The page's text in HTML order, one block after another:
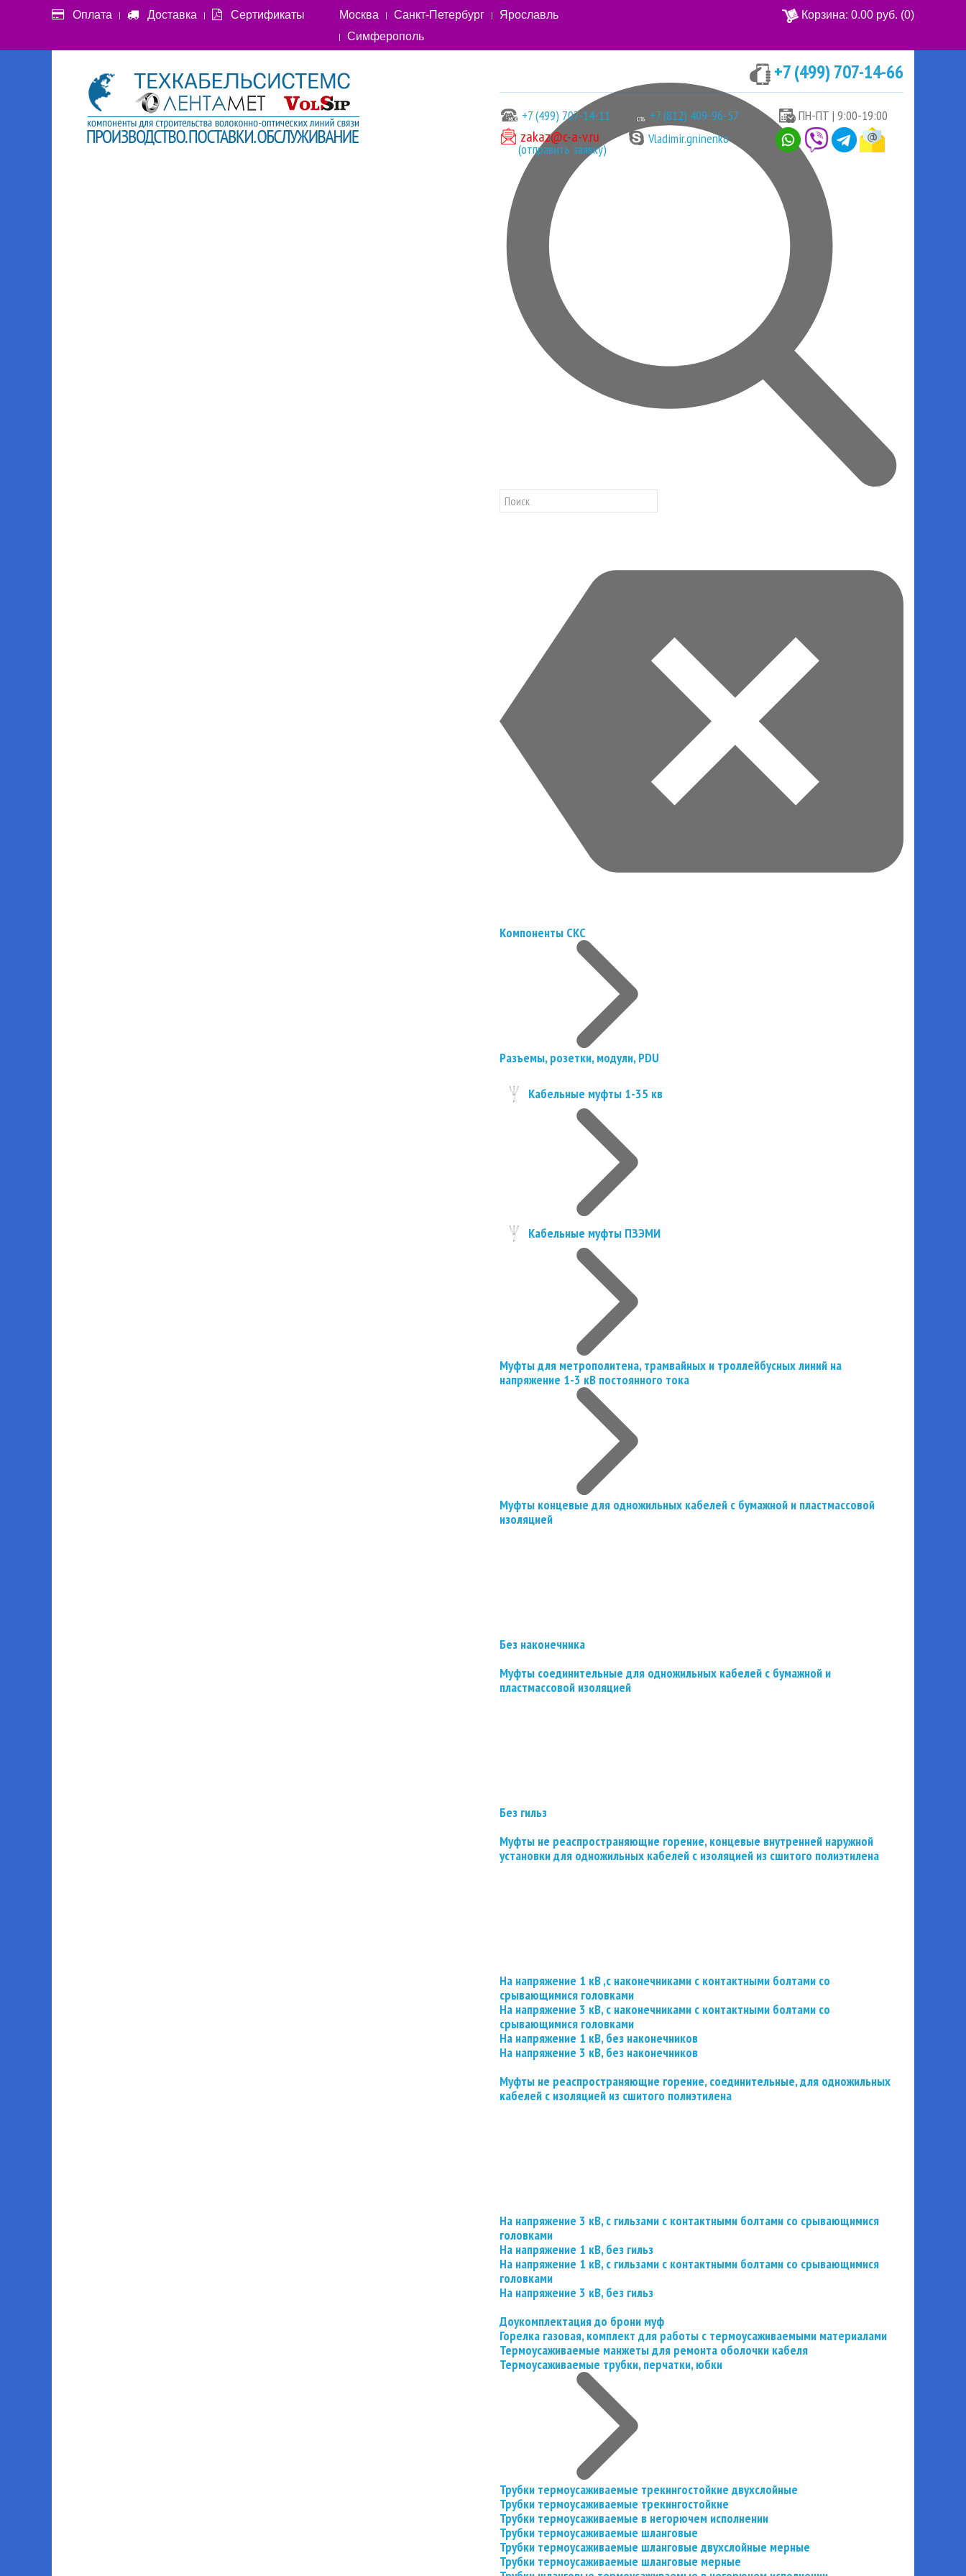
Оплата Доставка Сертификаты Москва Санкт-Петербург
Ярославль
Симферополь
Корзина: 0.00 руб. (0)
+7 (499) 707-14-66
+7 (499) 707-14-11 +7 (812) 409-96-57 ПН-ПТ | 9:00-19:00
zakaz@c-a-v.ru
(отправить заявку)
Vladimir.gninenko
Компоненты СКС
Разъемы, розетки, модули, PDU
Кабельные муфты 1-35 кв
Кабельные муфты ПЗЭМИ
Муфты для метрополитена, трамвайных и троллейбусных линий на
напряжение 1-3 кВ постоянного тока
Муфты концевые для одножильных кабелей с бумажной и пластмассовой
изоляцией
Без наконечника
Муфты соединительные для одножильных кабелей с бумажной и
пластмассовой изоляцией
Без гильз
Муфты не реаспространяющие горение, концевые внутренней наружной
установки для одножильных кабелей с изоляцией из сшитого полиэтилена
На напряжение 1 кВ ,с наконечниками с контактными болтами со
срывающимися головками
На напряжение 3 кВ, с наконечниками с контактными болтами со
срывающимися головками
На напряжение 1 кВ, без наконечников
На напряжение 3 кВ, без наконечников
Муфты не реаспространяющие горение, соединительные, для одножильных
кабелей с изоляцией из сшитого полиэтилена
На напряжение 3 кВ, с гильзами с контактными болтами со срывающимися
головками
На напряжение 1 кВ, без гильз
На напряжение 1 кВ, с гильзами с контактными болтами со срывающимися
головками
На напряжение 3 кВ, без гильз
Доукомплектация до брони муф
Горелка газовая, комплект для работы с термоусаживаемыми материалами
Термоусаживаемые манжеты для ремонта оболочки кабеля
Термоусаживаемые трубки, перчатки, юбки
Трубки термоусаживаемые трекингостойкие двухслойные
Трубки термоусаживаемые трекингостойкие
Трубки термоусаживаемые в негорючем исполнении
Трубки термоусаживаемые шланговые
Трубки термоусаживаемые шланговые двухслойные мерные
Трубки термоусаживаемые шланговые мерные